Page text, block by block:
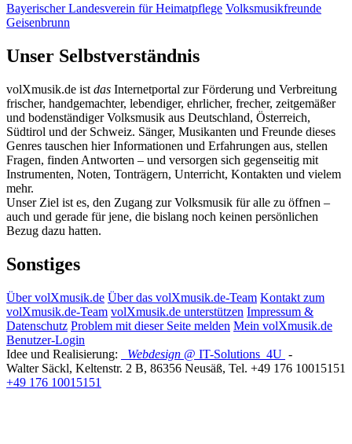
Bayerischer Landesverein für Heimatpflege Volksmusikfreunde
Geisenbrunn
Unser Selbstverständnis
volXmusik.de ist das Internetportal zur Förderung und Verbreitung
frischer, handgemachter, lebendiger, ehrlicher, frecher, zeitgemäßer
und bodenständiger Volksmusik aus Deutschland, Österreich,
Südtirol und der Schweiz. Sänger, Musikanten und Freunde dieses
Genres tauschen hier Informationen und Erfahrungen aus, stellen
Fragen, finden Antworten – und versorgen sich gegenseitig mit
Instrumenten, Noten, Tonträgern, Unterricht, Kontakten und vielem
mehr.
Unser Ziel ist es, den Zugang zur Volksmusik für alle zu öffnen –
auch und gerade für jene, die bislang noch keinen persönlichen
Bezug dazu hatten.
Sonstiges
Über volXmusik.de Über das volXmusik.de-Team Kontakt zum
volXmusik.de-Team volXmusik.de unterstützen Impressum &
Datenschutz Problem mit dieser Seite melden Mein volXmusik.de
Benutzer-Login
Idee und Realisierung:
Webdesign @ IT-Solutions 4U -
Walter Säckl, Keltenstr. 2 B, 86356 Neusäß, Tel. +49 176 10015151
+49 176 10015151